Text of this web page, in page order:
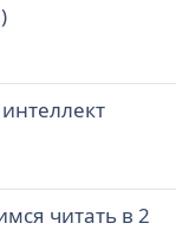
читать в 2